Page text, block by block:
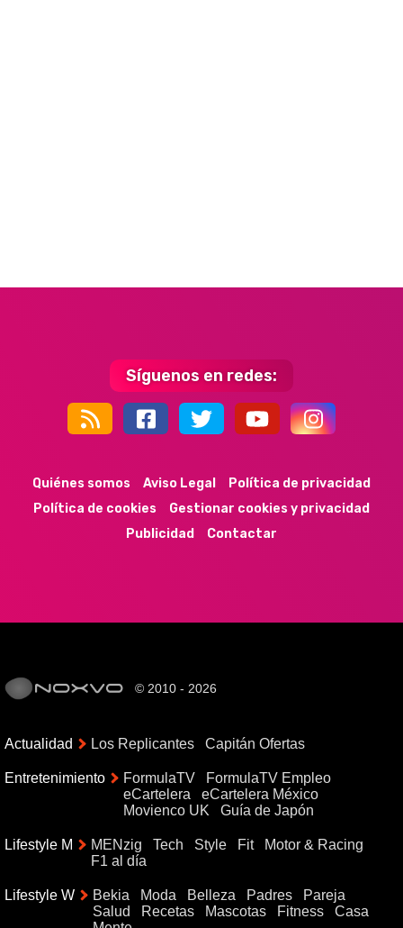
Síguenos en redes:
Quiénes somos Aviso Legal
Política de privacidad
Política de cookies
Gestionar cookies y privacidad
Publicidad
Contactar
© 2010 - 2026
Actualidad Los Replicantes Capitán Ofertas
Entretenimiento FormulaTV
FormulaTV Empleo
eCartelera
eCartelera México
Movienco UK
Guía de Japón
Lifestyle M MENzig Tech Style Fit
Motor & Racing
F1 al día
Lifestyle W Bekia Moda Belleza Padres
Pareja
Salud
Recetas Mascotas Fitness
Casa